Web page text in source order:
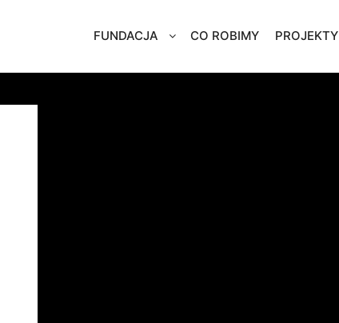
FUNDACJA CO ROBIMY PROJEKTY